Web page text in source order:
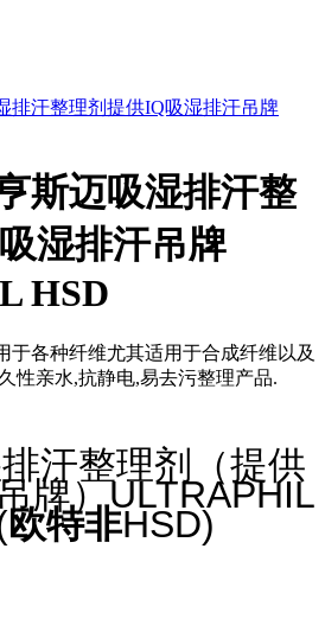
斯迈吸湿排汗整
湿排汗吊牌
HSD
于各种纤维尤其适用于合成纤维以及
性亲水,抗静电,易去污整理产品.
汗整理剂（提供
牌）ULTRAPHIL
欧特非HSD)